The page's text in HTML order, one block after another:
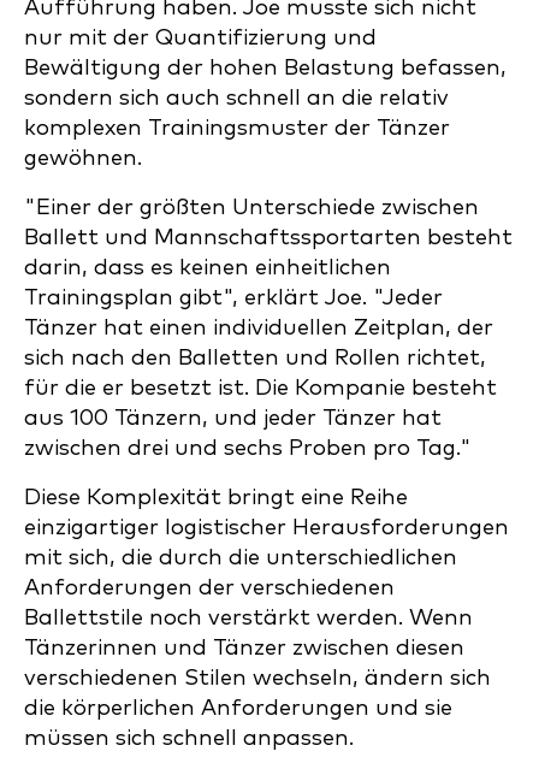
Aufführung haben. Joe musste sich nicht
nur mit der Quantifizierung und
Bewältigung der hohen Belastung befassen,
sondern sich auch schnell an die relativ
komplexen Trainingsmuster der Tänzer
gewöhnen.
"Einer der größten Unterschiede zwischen
Ballett und Mannschaftssportarten besteht
darin, dass es keinen einheitlichen
Trainingsplan gibt", erklärt Joe. "Jeder
Tänzer hat einen individuellen Zeitplan, der
sich nach den Balletten und Rollen richtet,
für die er besetzt ist. Die Kompanie besteht
aus 100 Tänzern, und jeder Tänzer hat
zwischen drei und sechs Proben pro Tag."
Diese Komplexität bringt eine Reihe
einzigartiger logistischer Herausforderungen
mit sich, die durch die unterschiedlichen
Anforderungen der verschiedenen
Ballettstile noch verstärkt werden. Wenn
Tänzerinnen und Tänzer zwischen diesen
verschiedenen Stilen wechseln, ändern sich
die körperlichen Anforderungen und sie
müssen sich schnell anpassen.